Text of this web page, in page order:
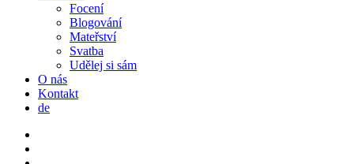
Focení
Blogování
Mateřství
Svatba
Udělej si sám
O nás
Kontakt
de